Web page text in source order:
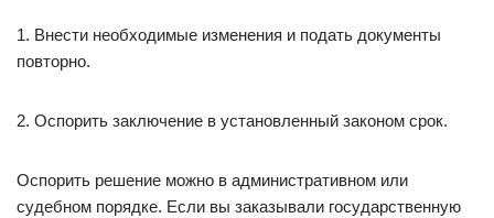
1. Внести необходимые изменения и подать документы
повторно.
2. Оспорить заключение в установленный законом срок.
Оспорить решение можно в административном или
судебном порядке. Если вы заказывали государственную